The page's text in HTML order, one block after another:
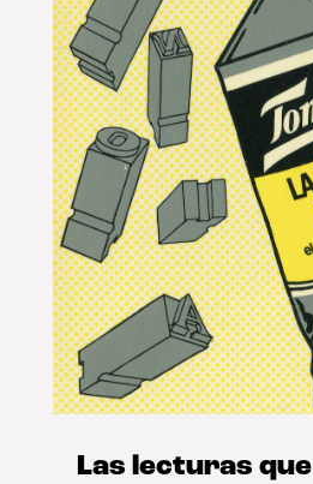
Las lecturas que